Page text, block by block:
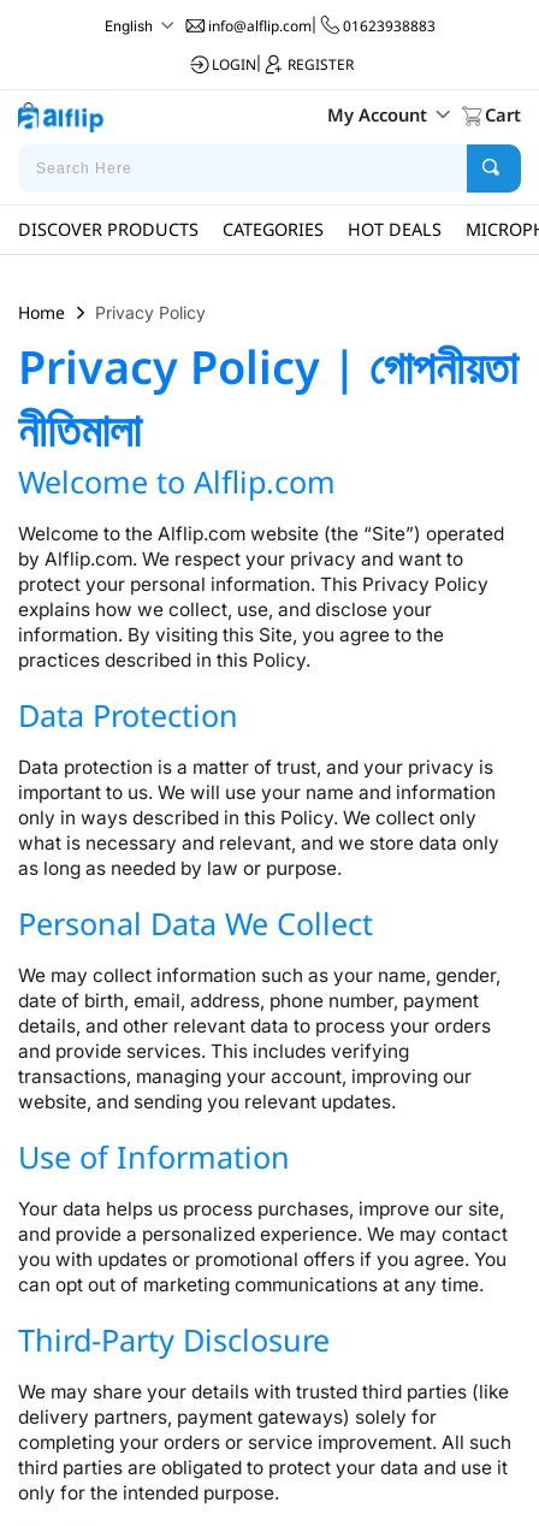
English info@alflip.com|
01623938883
LOGIN
REGISTER
My Account Cart
DISCOVER PRODUCTS CATEGORIES HOT DEALS
Home Privacy Policy
Privacy Policy | গোপনীয়তা
নীতিমালা
Welcome to Alflip.com
Welcome to the Alflip.com website (the “Site”) operated
by Alflip.com. We respect your privacy and want to
protect your personal information. This Privacy Policy
explains how we collect, use, and disclose your
information. By visiting this Site, you agree to the
practices described in this Policy.
Data Protection
Data protection is a matter of trust, and your privacy is
important to us. We will use your name and information
only in ways described in this Policy. We collect only
what is necessary and relevant, and we store data only
as long as needed by law or purpose.
Personal Data We Collect
We may collect information such as your name, gender,
date of birth, email, address, phone number, payment
details, and other relevant data to process your orders
and provide services. This includes verifying
transactions, managing your account, improving our
website, and sending you relevant updates.
Use of Information
Your data helps us process purchases, improve our site,
and provide a personalized experience. We may contact
you with updates or promotional offers if you agree. You
can opt out of marketing communications at any time.
Third-Party Disclosure
We may share your details with trusted third parties (like
delivery partners, payment gateways) solely for
completing your orders or service improvement. All such
third parties are obligated to protect your data and use it
only for the intended purpose.